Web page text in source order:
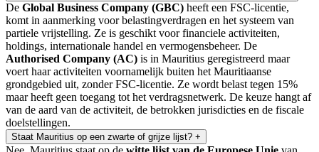
De Global Business Company (GBC) heeft een FSC-licentie,
komt in aanmerking voor belastingverdragen en het systeem van
partiele vrijstelling. Ze is geschikt voor financiele activiteiten,
holdings, internationale handel en vermogensbeheer. De
Authorised Company (AC) is in Mauritius geregistreerd maar
voert haar activiteiten voornamelijk buiten het Mauritiaanse
grondgebied uit, zonder FSC-licentie. Ze wordt belast tegen 15%
maar heeft geen toegang tot het verdragsnetwerk. De keuze hangt af
van de aard van de activiteit, de betrokken jurisdicties en de fiscale
doelstellingen.
Staat Mauritius op een zwarte of grijze lijst? +